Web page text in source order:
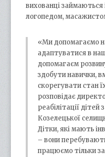
вихованці займаються
логопедом,
«Ми допомагаємо
адаптуватися в
допомагаєм
здобути навички,
скорегувати стан
розповідає
реабілітації дітей
Козелецької
Дітки, які мають
– вони
працюємо тільки